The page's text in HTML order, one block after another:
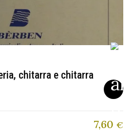
chitarra e chitarra
7,60 €